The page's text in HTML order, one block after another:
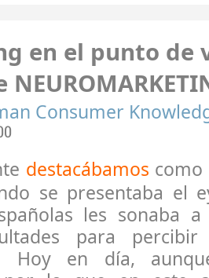
en el punto de
Consumer
destacábamos como
se presentaba el
les sonaba
para
Hoy en día,